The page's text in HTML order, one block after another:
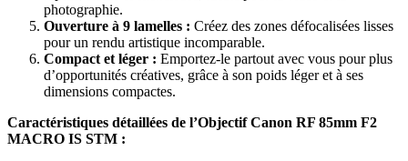
photographie.
Ouverture à 9 lamelles : Créez des zones défocalisées lisses
pour un rendu artistique incomparable.
Compact et léger : Emportez-le partout avec vous pour plus
d’opportunités créatives, grâce à son poids léger et à ses
dimensions compactes.
Caractéristiques détaillées de l’Objectif Canon RF 85mm F2
MACRO IS STM :